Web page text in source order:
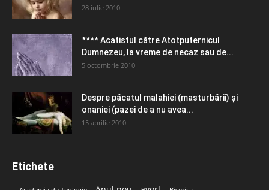
28 iulie 2010
**** Acatistul către Atotputernicul
Dumnezeu, la vreme de necaz sau de...
5 octombrie 2010
Despre păcatul malahiei (masturbării) şi
onaniei (pazei de a nu avea...
15 aprilie 2010
Etichete